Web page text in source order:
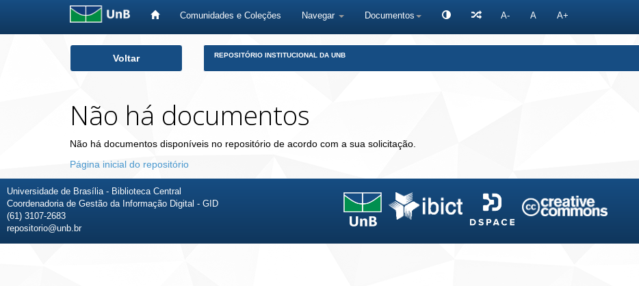
Comunidades e Coleções Navegar Documentos A- A A+
Voltar REPOSITÓRIO INSTITUCIONAL DA UNB
Não há documentos
Não há documentos disponíveis no repositório de acordo com a sua solicitação.
Página inicial do repositório
Universidade de Brasília - Biblioteca Central
Coordenadoria de Gestão da Informação Digital - GID
(61) 3107-2683
repositorio@unb.br